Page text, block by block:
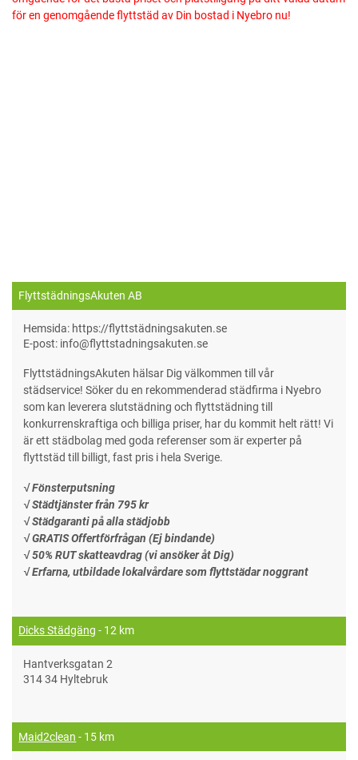
för en genomgående flyttstäd av Din bostad i Nyebro nu!
FlyttstädningsAkuten AB
Hemsida: https://flyttstädningsakuten.se
E-post: info@flyttstadningsakuten.se
FlyttstädningsAkuten hälsar Dig välkommen till vår
städservice! Söker du en rekommenderad städfirma i Nyebro
som kan leverera slutstädning och flyttstädning till
konkurrenskraftiga och billiga priser, har du kommit helt rätt! Vi
är ett städbolag med goda referenser som är experter på
flyttstäd till billigt, fast pris i hela Sverige.
√ Fönsterputsning
√ Städtjänster från 795 kr
√ Städgaranti på alla städjobb
√ GRATIS Offertförfrågan (Ej bindande)
√ 50% RUT skatteavdrag (vi ansöker åt Dig)
√ Erfarna, utbildade lokalvårdare som flyttstädar noggrant
Dicks Städgäng - 12 km
Hantverksgatan 2
314 34 Hyltebruk
Maid2clean - 15 km